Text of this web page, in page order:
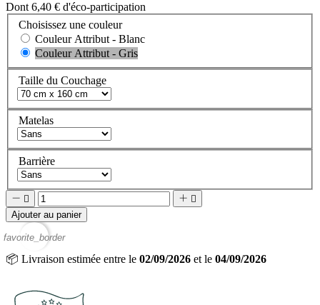
Dont 6,40 € d'éco-participation
Choisissez une couleur
Couleur Attribut - Blanc
Couleur Attribut - Gris
Taille du Couchage
Matelas
Barrière
   
Ajouter au panier
favorite_border
📦 Livraison estimée entre le 02/09/2026 et le 04/09/2026